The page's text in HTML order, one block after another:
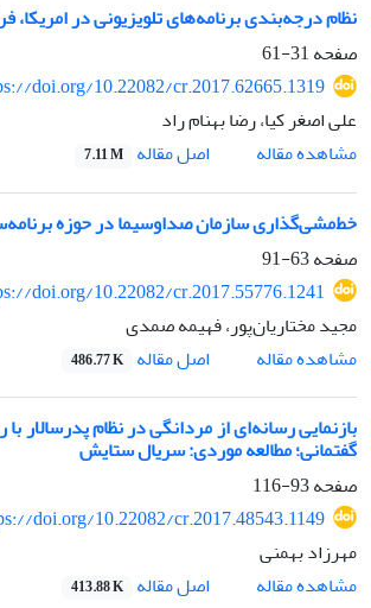
نظام درجه‌بندی برنامه‌های تلویزیونی در امریکا،
صفحه31-61
doi.org/10.22082/cr.2017.62665.1319
علی اصغر کیا، رضا بهنام راد
مشاهده مقاله
اصل مقاله 7.11 M
خط‌مشی‌گذاری سازمان صداوسیما در حوزه
صفحه63-91
doi.org/10.22082/cr.2017.55776.1241
مجید مختاریان‌پور، فهیمه صمدی
مشاهده مقاله
اصل مقاله 486.77 K
بازنمایی رسانه‌ای از مردانگی در نظام پدر‌سالار
گفتمانی؛ مطالعه موردی: سریال ستایش
صفحه93-116
doi.org/10.22082/cr.2017.48543.1149
مهرزاد بهمنی
مشاهده مقاله
اصل مقاله 413.88 K